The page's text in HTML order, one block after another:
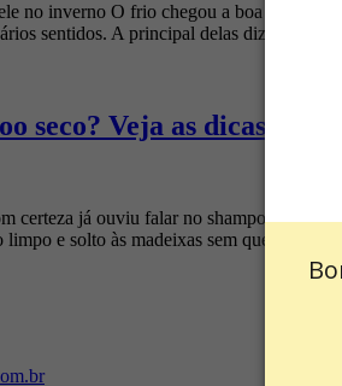
no inverno O frio chegou a boa parte do
sentidos. A principal delas diz respeito
seco? Veja as dicas e
certeza já ouviu falar no shampoo seco,
e solto às madeixas sem que seja